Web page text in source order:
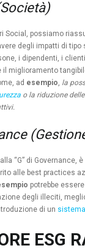
Social, possiamo
degli impatti di tipo
i dipendenti, i
il miglioramento
ad esempio, la
o la riduzione
“G” di Governance,
alle best practices
potrebbe
degli illeciti,
di un
ESG